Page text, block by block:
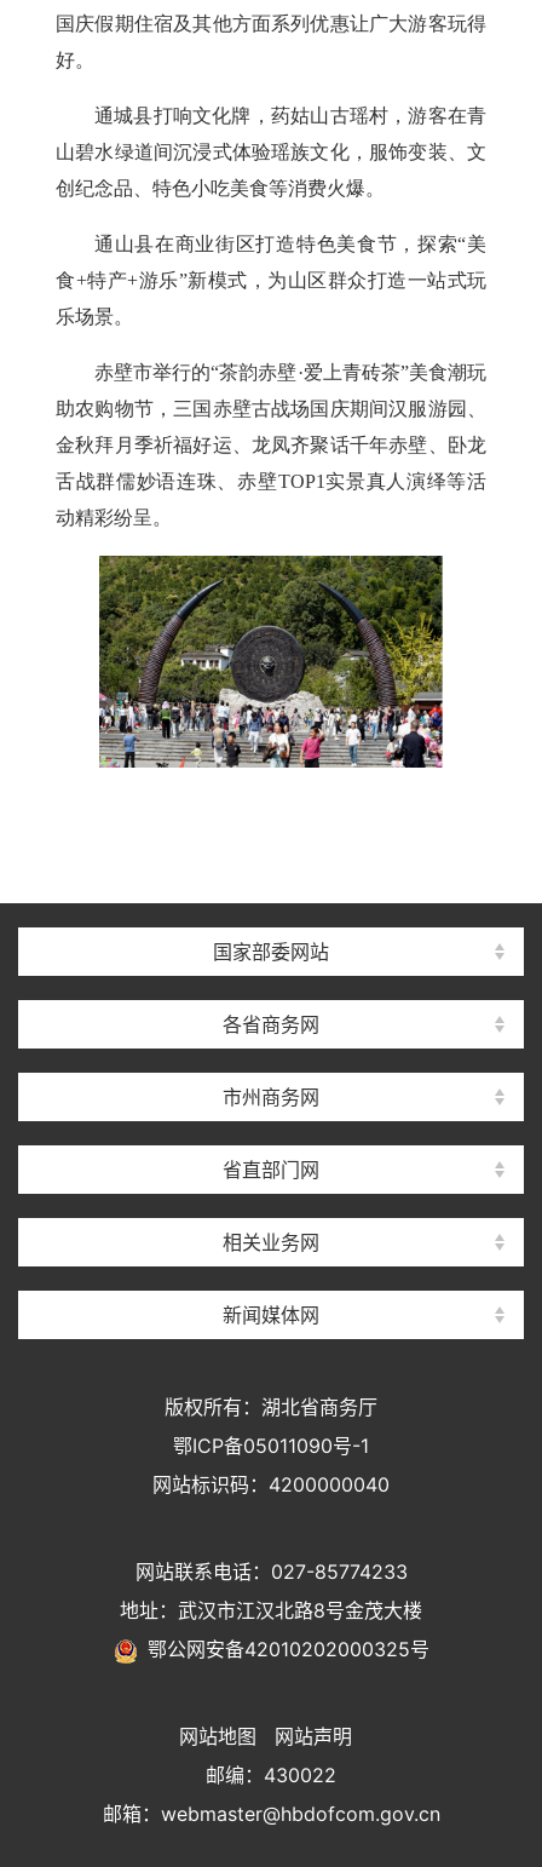
国庆假期住宿及其他方面系列优惠让广大游客玩得
好。
通城县打响文化牌，药姑山古瑶村，游客在青
山碧水绿道间沉浸式体验瑶族文化，服饰变装、文
创纪念品、特色小吃美食等消费火爆。
通山县在商业街区打造特色美食节，探索“美
食+特产+游乐”新模式，为山区群众打造一站式玩
乐场景。
赤壁市举行的“茶韵赤壁·爱上青砖茶”美食潮玩
助农购物节，三国赤壁古战场国庆期间汉服游园、
金秋拜月季祈福好运、龙凤齐聚话千年赤壁、卧龙
舌战群儒妙语连珠、赤壁TOP1实景真人演绎等活
动精彩纷呈。
国家部委网站
各省商务网
市州商务网
省直部门网
相关业务网
新闻媒体网
版权所有：湖北省商务厅
鄂ICP备05011090号-1
网站标识码：4200000040
网站联系电话：027-85774233
地址：武汉市江汉北路8号金茂大楼
鄂公网安备42010202000325号
网站地图
网站声明
邮编：430022
邮箱：webmaster@hbdofcom.gov.cn